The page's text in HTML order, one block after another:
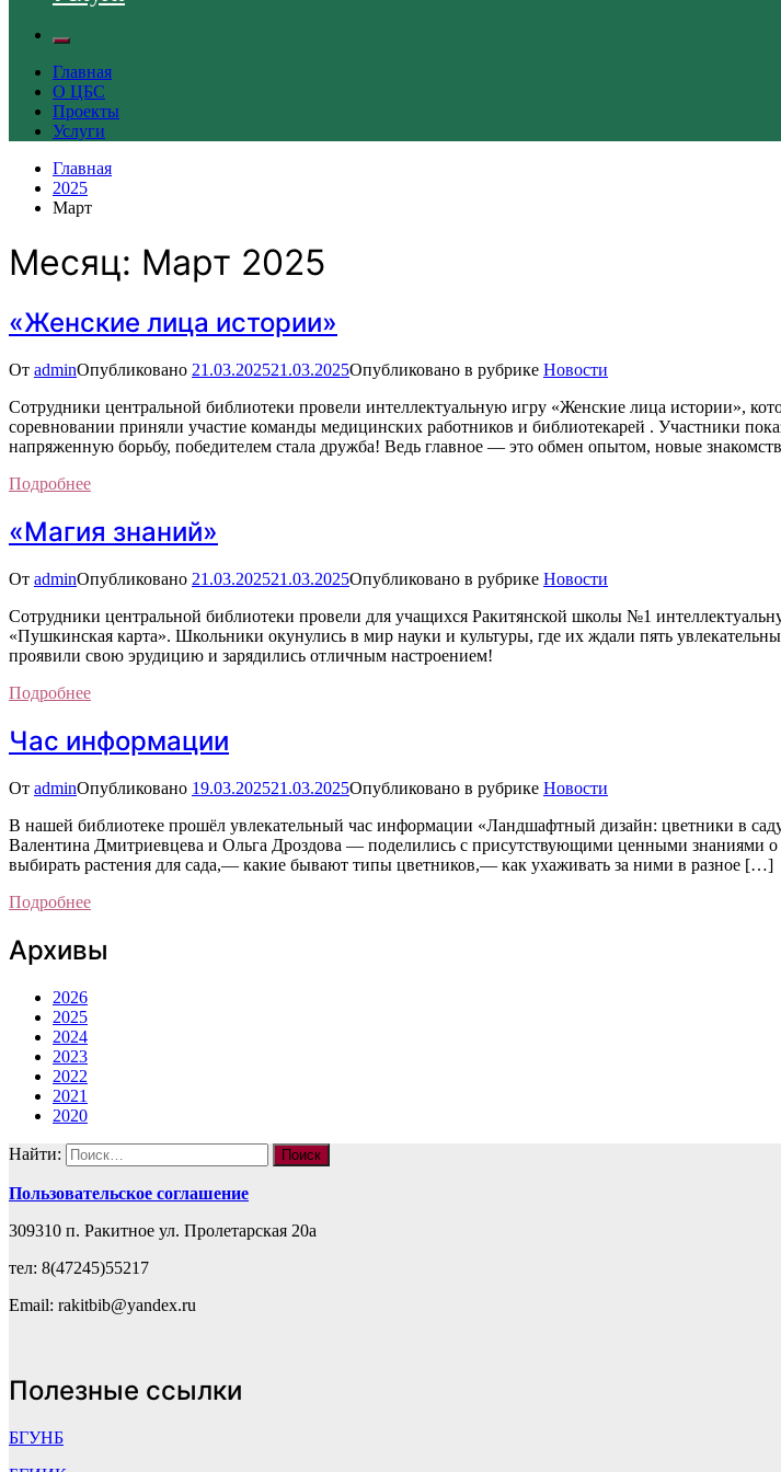
Главная
О ЦБС
Проекты
Услуги
Главная
2025
Март
Месяц: Март 2025
«Женские лица истории»
От adminОпубликовано 21.03.202521.03.2025Опубликовано в рубрике Новости
Сотрудники центральной библиотеки провели интеллектуальную игру «Женские лица истории»,
соревновании приняли участие команды медицинских работников и библиотекарей . Участники
напряженную борьбу, победителем стала дружба! Ведь главное — это обмен опытом, новые
Подробнее
«Магия знаний»
От adminОпубликовано 21.03.202521.03.2025Опубликовано в рубрике Новости
Сотрудники центральной библиотеки провели для учащихся Ракитянской школы №1
«Пушкинская карта». Школьники окунулись в мир науки и культуры, где их ждали пять
проявили свою эрудицию и зарядились отличным настроением!
Подробнее
Час информации
От adminОпубликовано 19.03.202521.03.2025Опубликовано в рубрике Новости
В нашей библиотеке прошёл увлекательный час информации «Ландшафтный дизайн: цветники в
Валентина Дмитриевцева и Ольга Дроздова — поделились с присутствующими ценными знаниями
выбирать растения для сада,— какие бывают типы цветников,— как ухаживать за ними в разное […]
Подробнее
Архивы
2026
2025
2024
2023
2022
2021
2020
Найти:
Пользовательское соглашение
309310 п. Ракитное ул. Пролетарская 20а
тел: 8(47245)55217
Email: rakitbib@yandex.ru
Полезные ссылки
БГУНБ